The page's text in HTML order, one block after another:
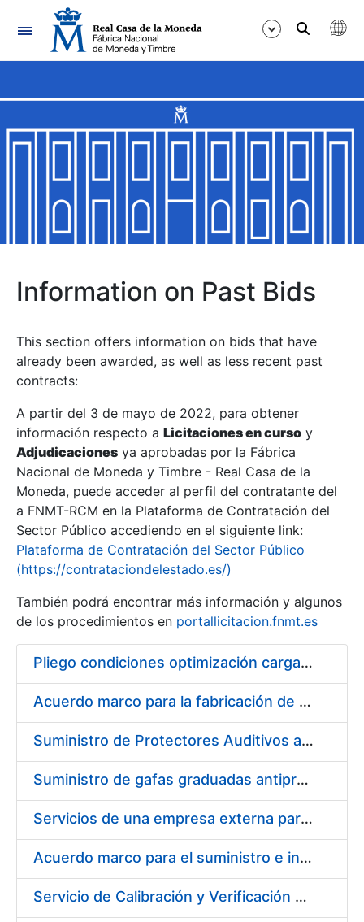
Navigation
Show/Hide
Show/Hide
Show/Hide
Show/Hide
Show/Hide
Show/Hide
Information on Past Bids
This section offers information on bids that have
already been awarded, as well as less recent past
contracts:
A partir del 3 de mayo de 2022, para obtener
información respecto a Licitaciones en curso y
Adjudicaciones ya aprobadas por la Fábrica
Nacional de Moneda y Timbre - Real Casa de la
Moneda, puede acceder al perfil del contratante del
a FNMT-RCM en la Plataforma de Contratación del
Sector Público accediendo en el siguiente link:
Plataforma de Contratación del Sector Público
(https://contrataciondelestado.es/)
También podrá encontrar más información y algunos
de los procedimientos en portallicitacion.fnmt.es
Pliego condiciones optimización cargas compras firmado
Acuerdo marco para la fabricación de piezas
Suministro de Protectores Auditivos a medida para las personas trabajadoras de los Centros de Trabajo de Madrid y Burgos
Suministro de gafas graduadas antiproyecciones para los trabajadores de la FNMT-RCM en los centros de trabajo de Madrid y Burgos
Servicios de una empresa externa para el asesoramiento y resolución de los recursos de alzada que se presentan relacionados con procesos de selección para la FNMT-RCM
Acuerdo marco para el suministro e instalación de persianas, estores y otros complementos
Servicio de Calibración y Verificación Externa de los Equipos de Medición del Servicio de Prevención de la FNMT-RCM